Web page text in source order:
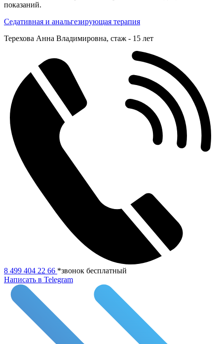
показаний.
Седативная и анальгезирующая терапия
Терехова Анна Владимировна, cтаж - 15 лет
8 499 404 22 66 *звонок бесплатный
Написать в Telegram